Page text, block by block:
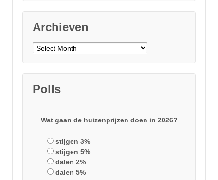
Archieven
Archieven
Polls
Wat gaan de huizenprijzen doen in 2026?
stijgen 3%
stijgen 5%
dalen 2%
dalen 5%